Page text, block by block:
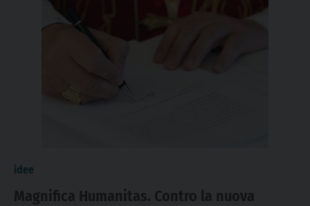
idee
Magnifica Humanitas. Contro la nuova